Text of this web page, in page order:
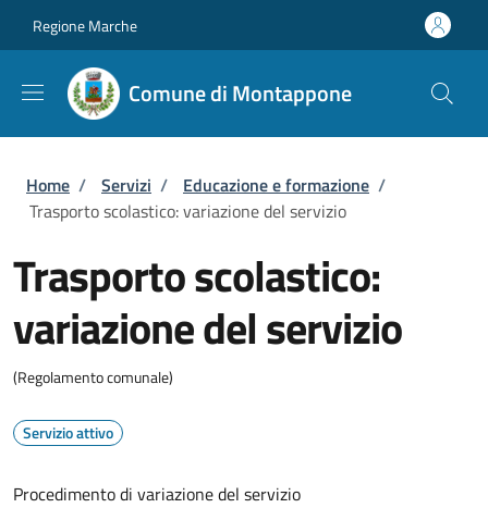
Regione Marche
Comune di Montappone
Briciole di pane
Home / Servizi / Educazione e formazione /
Trasporto scolastico: variazione del servizio
Trasporto scolastico:
variazione del servizio
(Regolamento comunale)
Servizio attivo
Procedimento di variazione del servizio